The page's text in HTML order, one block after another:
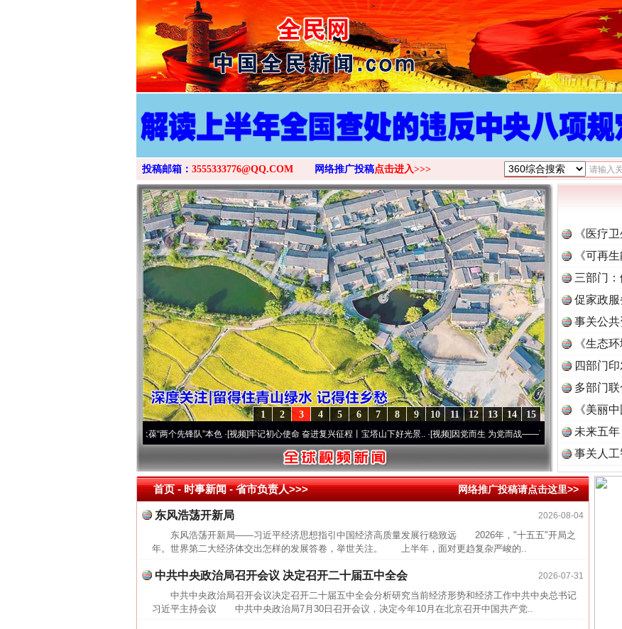
>
投稿邮箱： 3555333776@QQ.COM 网络推广投稿点击进入>>>
15
14
13
12
11
10
9
8
7
6
5
4
3
2
1
永葆“两个先锋队”本色·[视频]牢记初心使命 奋进复兴征程丨宝塔山下好光景..·[视频]因党而生 为党而战——百年“纪”事⑧加强纪律..·[视频]
《医疗
《可再
三部门
促家政
事关公
《生态
读
四部门
多部门
《美丽
未来五
事关人
首页- 时事新闻 -省市负责人>>> 网络推广投稿请点击这里>>
2026-08-04
东风浩荡开新局
东风浩荡开新局——习近平经济思想指引中国经济高质量发展行稳致远 2026年，"十五五"开局之
年。世界第二大经济体交出怎样的发展答卷，举世关注。 上半年，面对更趋复杂严峻的..
2026-07-31
中共中央政治局召开会议 决定召开二十届五中全会
中共中央政治局召开会议决定召开二十届五中全会分析研究当前经济形势和经济工作中共中央总书记
习近平主持会议 中共中央政治局7月30日召开会议，决定今年10月在北京召开中国共产党..